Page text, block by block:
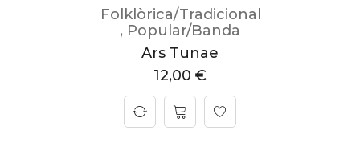
Folklòrica/Tradicional
, Popular/Banda
Ars Tunae
12,00 €